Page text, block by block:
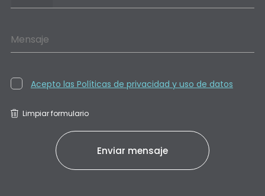
Mensaje
Acepto las Políticas de privacidad y uso de datos
Limpiar formulario